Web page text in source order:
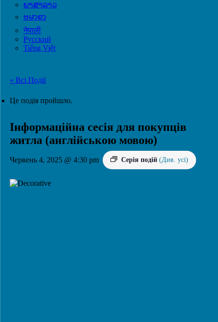
ພາສາລາວ
ဗမာစာ
नेपाली
Русский
Tiếng Việt
« Всі Події
Це подія пройшло.
Інформаційна сесія для покупців
житла (англійською мовою)
Червень 4, 2025 @ 4:30 pm Серія подій (Див. усі)